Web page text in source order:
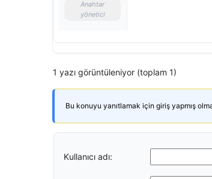
Anahtar
yönetici
1 yazı görüntüleniyor (toplam 1)
Bu konuyu yanıtlamak için giriş yapmış
Kullanıcı adı: